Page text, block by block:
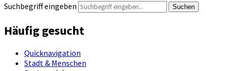
Suchbegriff eingeben Suchen
Häufig gesucht
Quicknavigation
Stadt & Menschen